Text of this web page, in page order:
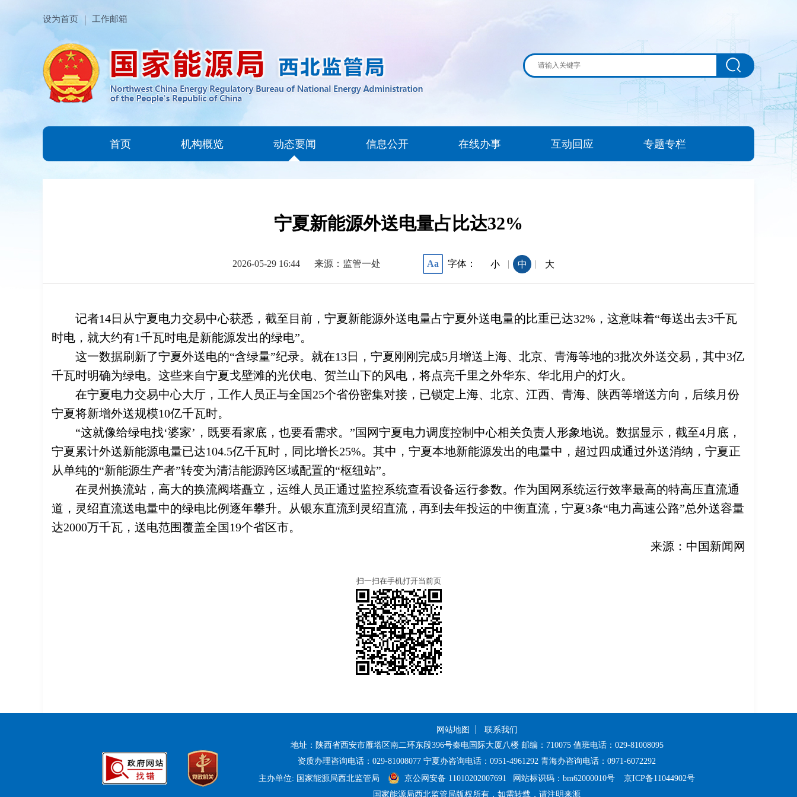
设为首页 工作邮箱
首页 机构概览 动态要闻 信息公开 在线办事 互动回应 专题专栏
宁夏新能源外送电量占比达32%
2026-05-29 16:44 来源：监管一处 Aa 字体： 小 | 中 | 大
记者14日从宁夏电力交易中心获悉，截至目前，宁夏新能源外送电量占宁夏外送电量的比重已达32%，这意味着“每送出去3千瓦
时电，就大约有1千瓦时电是新能源发出的绿电”。
这一数据刷新了宁夏外送电的“含绿量”纪录。就在13日，宁夏刚刚完成5月增送上海、北京、青海等地的3批次外送交易，其中3亿
千瓦时明确为绿电。这些来自宁夏戈壁滩的光伏电、贺兰山下的风电，将点亮千里之外华东、华北用户的灯火。
在宁夏电力交易中心大厅，工作人员正与全国25个省份密集对接，已锁定上海、北京、江西、青海、陕西等增送方向，后续月份
宁夏将新增外送规模10亿千瓦时。
“这就像给绿电找‘婆家’，既要看家底，也要看需求。”国网宁夏电力调度控制中心相关负责人形象地说。数据显示，截至4月底，
宁夏累计外送新能源电量已达104.5亿千瓦时，同比增长25%。其中，宁夏本地新能源发出的电量中，超过四成通过外送消纳，宁夏正
从单纯的“新能源生产者”转变为清洁能源跨区域配置的“枢纽站”。
在灵州换流站，高大的换流阀塔矗立，运维人员正通过监控系统查看设备运行参数。作为国网系统运行效率最高的特高压直流通
道，灵绍直流送电量中的绿电比例逐年攀升。从银东直流到灵绍直流，再到去年投运的中衡直流，宁夏3条“电力高速公路”总外送容量
达2000万千瓦，送电范围覆盖全国19个省区市。
来源：中国新闻网
扫一扫在手机打开当前页
网站地图
联系我们
地址：陕西省西安市雁塔区南二环东段396号秦电国际大厦八楼 邮编：710075 值班电话：029-81008095
资质办理咨询电话：029-81008077 宁夏办咨询电话：0951-4961292 青海办咨询电话：0971-6072292
主办单位: 国家能源局西北监管局
京公网安备 11010202007691 网站标识码：bm62000010号
京ICP备11044902号
国家能源局西北监管局版权所有，如需转载，请注明来源